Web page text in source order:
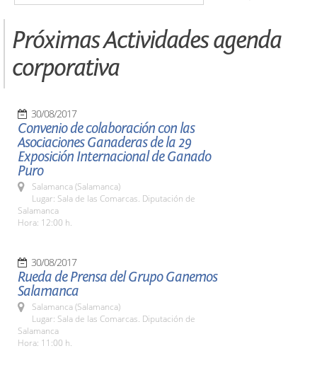
Próximas Actividades agenda
corporativa
30/08/2017
Convenio de colaboración con las
Asociaciones Ganaderas de la 29
Exposición Internacional de Ganado
Puro
Salamanca (Salamanca)
Lugar: Sala de las Comarcas. Diputación de
Salamanca
Hora: 12:00 h.
30/08/2017
Rueda de Prensa del Grupo Ganemos
Salamanca
Salamanca (Salamanca)
Lugar: Sala de las Comarcas. Diputación de
Salamanca
Hora: 11:00 h.